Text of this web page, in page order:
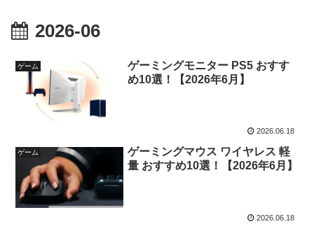
2026-06
ゲーム
ゲーミングモニター PS5 おすす
め10選！【2026年6月】
2026.06.18
ゲーム
ゲーミングマウス ワイヤレス 軽
量 おすすめ10選！【2026年6月】
2026.06.18